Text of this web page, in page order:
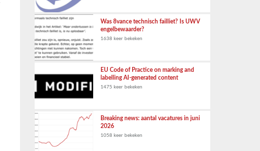
Was 8vance technisch failliet? Is UWV
engelbewaarder?
1638 keer bekeken
EU Code of Practice on marking and
labelling AI-generated content
1475 keer bekeken
Breaking news: aantal vacatures in juni
2026
1058 keer bekeken